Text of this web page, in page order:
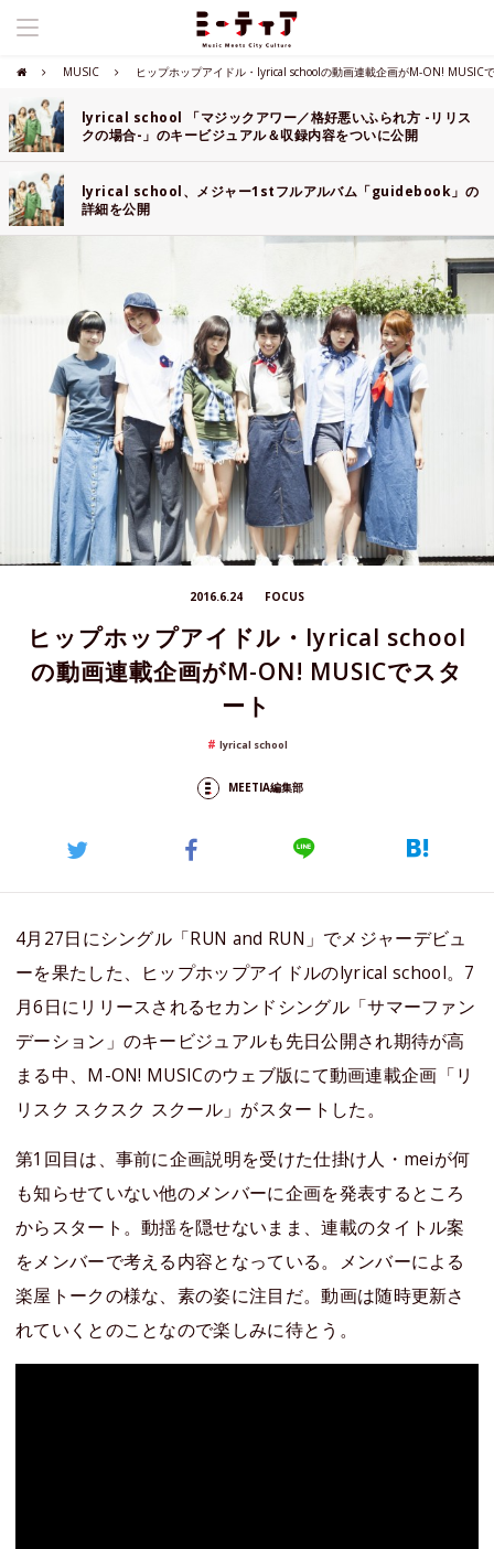
MUSIC ヒップホップアイドル・lyrical schoolの動画連載企画がM-ON! MUSIC
lyrical school 「マジックアワー／格好悪いふられ方 -リリス
クの場合-」のキービジュアル＆収録内容をついに公開
lyrical school、メジャー1stフルアルバム「guidebook」の
詳細を公開
2016.6.24 FOCUS
ヒップホップアイドル・lyrical school
の動画連載企画がM-ON! MUSICでスタ
ート
lyrical school
MEETIA編集部
4月27日にシングル「RUN and RUN」でメジャーデビュ
ーを果たした、ヒップホップアイドルのlyrical school。7
月6日にリリースされるセカンドシングル「サマーファン
デーション」のキービジュアルも先日公開され期待が高
まる中、M-ON! MUSICのウェブ版にて動画連載企画「リ
リスク スクスク スクール」がスタートした。
第1回目は、事前に企画説明を受けた仕掛け人・meiが何
も知らせていない他のメンバーに企画を発表するところ
からスタート。動揺を隠せないまま、連載のタイトル案
をメンバーで考える内容となっている。メンバーによる
楽屋トークの様な、素の姿に注目だ。動画は随時更新さ
れていくとのことなので楽しみに待とう。